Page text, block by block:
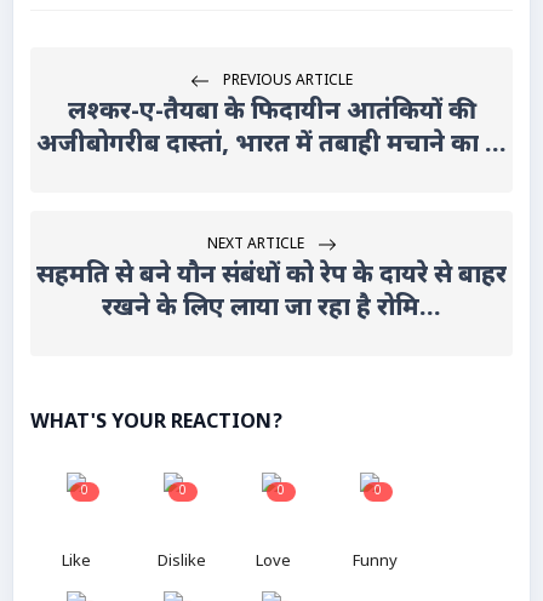
PREVIOUS ARTICLE
लश्कर-ए-तैयबा के फिदायीन आतंकियों की
अजीबोगरीब दास्तां, भारत में तबाही मचाने का ...
NEXT ARTICLE
सहमति से बने यौन संबंधों को रेप के दायरे से बाहर
रखने के लिए लाया जा रहा है रोमि...
WHAT'S YOUR REACTION?
0
Like
0
Dislike
0
Love
0
Funny